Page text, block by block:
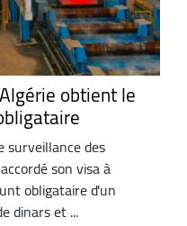
obtient le
surveillance des
son visa à
obligataire d'un
dinars et ...